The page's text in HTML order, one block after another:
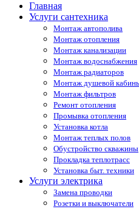
Главная
Услуги сантехника
Монтаж автополива
Монтаж отопления
Монтаж канализации
Монтаж водоснабжения
Монтаж радиаторов
Монтаж душевой
Монтаж фильтров
Ремонт отопления
Промывка отопления
Установка котла
Монтаж теплых полов
Обустройство скважины
Прокладка теплотрасс
Установка быт. техники
Услуги электрика
Замена проводки
Розетки и выключатели